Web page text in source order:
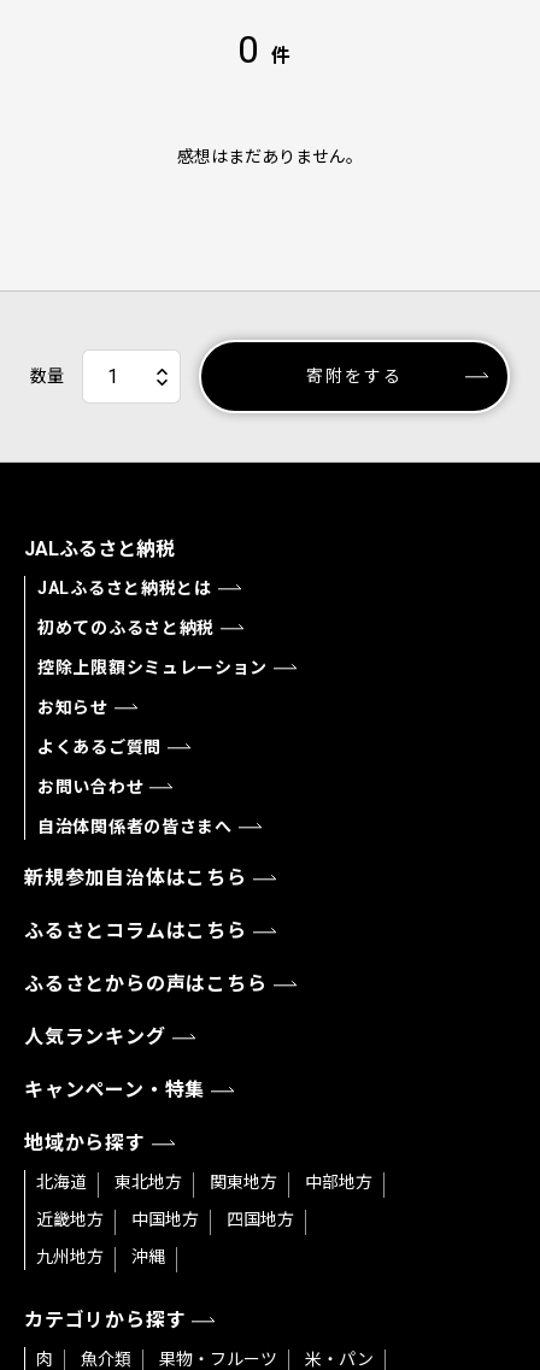
0 件
感想はまだありません。
数量 寄附をする
JALふるさと納税
JALふるさと納税とは
初めてのふるさと納税
控除上限額シミュレーション
お知らせ
よくあるご質問
お問い合わせ
自治体関係者の皆さまへ
新規参加自治体はこちら
ふるさとコラムはこちら
ふるさとからの声はこちら
人気ランキング
キャンペーン・特集
地域から探す
北海道 東北地方 関東地方
中部地方
近畿地方
中国地方
四国地方
九州地方
沖縄
カテゴリから探す
肉 魚介類 果物・フルーツ
米・パン